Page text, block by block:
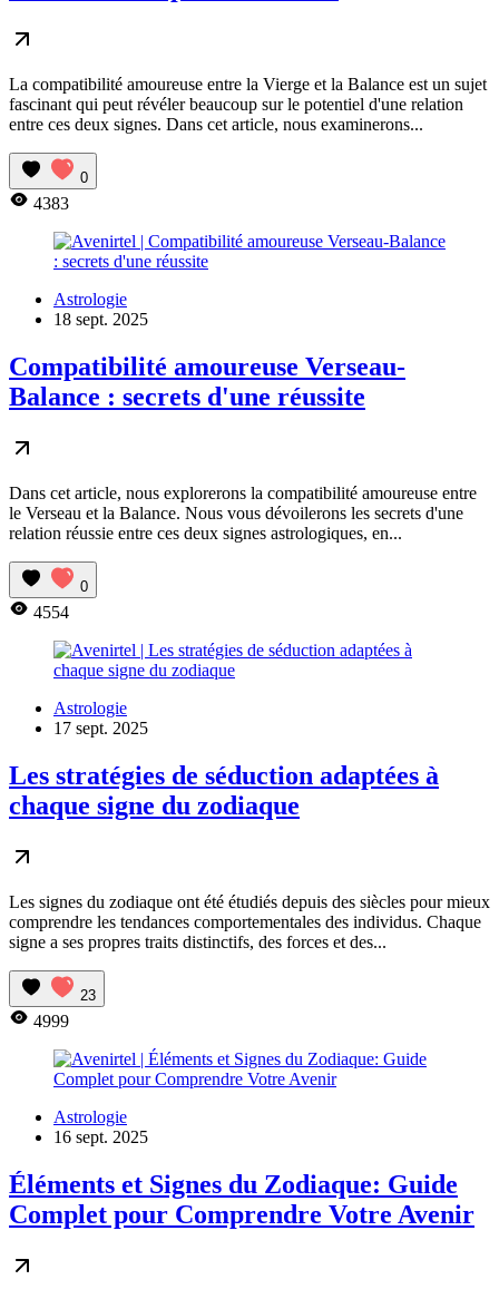
La compatibilité amoureuse entre la Vierge et la Balance est un sujet
fascinant qui peut révéler beaucoup sur le potentiel d'une relation
entre ces deux signes. Dans cet article, nous examinerons...
0
4383
Astrologie
18 sept. 2025
Compatibilité amoureuse Verseau-
Balance : secrets d'une réussite
Dans cet article, nous explorerons la compatibilité amoureuse entre
le Verseau et la Balance. Nous vous dévoilerons les secrets d'une
relation réussie entre ces deux signes astrologiques, en...
0
4554
Astrologie
17 sept. 2025
Les stratégies de séduction adaptées à
chaque signe du zodiaque
Les signes du zodiaque ont été étudiés depuis des siècles pour mieux
comprendre les tendances comportementales des individus. Chaque
signe a ses propres traits distinctifs, des forces et des...
23
4999
Astrologie
16 sept. 2025
Éléments et Signes du Zodiaque: Guide
Complet pour Comprendre Votre Avenir